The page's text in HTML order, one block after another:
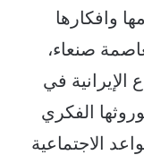
وافكارها
صنعاء،
الإيرانية في
الفكري
الاجتماعية